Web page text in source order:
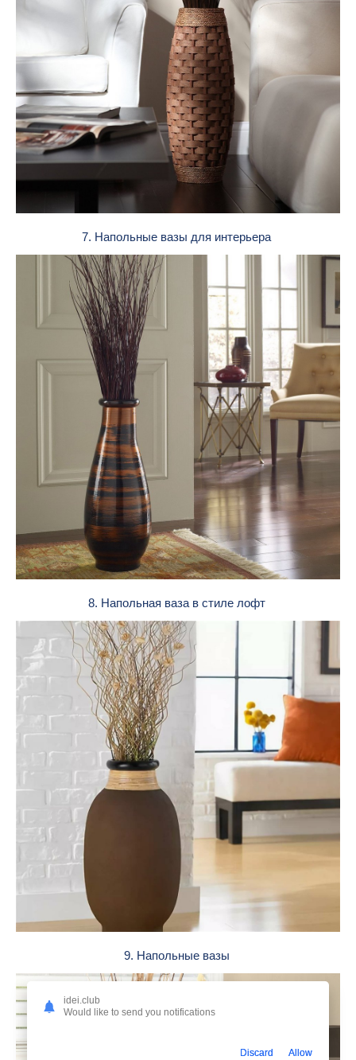
7. Напольные вазы для интерьера
8. Напольная ваза в стиле лофт
9. Напольные вазы
idei.club
Would like to send you notifications
Discard Allow